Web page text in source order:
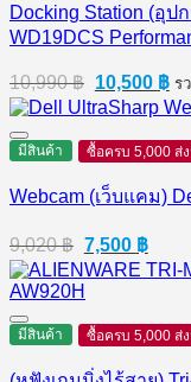
Docking Station (อุป
WD19DCS
10,990฿ Original
price
was:
10,990 ฿.
10,500 ฿
is:
ร
มีสินค้า ซื้อครบ 5,000 ส่
Webcam (เว็บแคม)
9,020฿ Original
price
was:
7,500 ฿
price
is:
มีสินค้า ซื้อครบ 5,000 ส่